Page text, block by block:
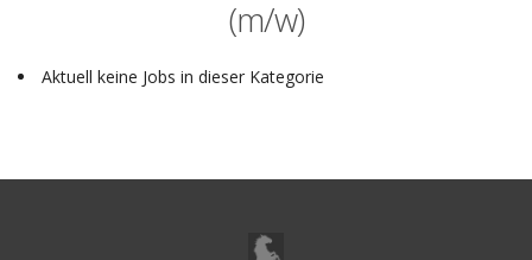
(m/w)
Aktuell keine Jobs in dieser Kategorie